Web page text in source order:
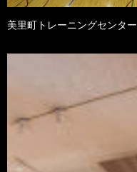
美里町トレーニングセンター